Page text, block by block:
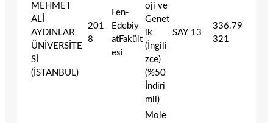
MEHMET
ALİ
AYDINLAR
ÜNİVERSİTE
Sİ
(İSTANBUL)
201
8
Fen-
Edebiy
atFakült
esi
oji ve
Genet
ik
(İngili
zce)
(%50
İndiri
mli)
SAY 13
336.79
321
Mole